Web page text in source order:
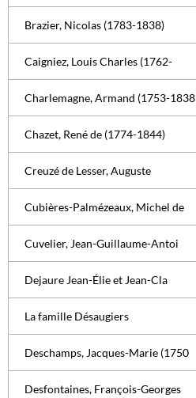
Brazier, Nicolas (1783-1838)
Caigniez, Louis Charles (1762-
Charlemagne, Armand (1753-1838
Chazet, René de (1774-1844)
Creuzé de Lesser, Auguste
Cubières-Palmézeaux, Michel de
Cuvelier, Jean-Guillaume-Antoi
Dejaure Jean-Élie et Jean-Cla
La famille Désaugiers
Deschamps, Jacques-Marie (1750
Desfontaines, François-Georges